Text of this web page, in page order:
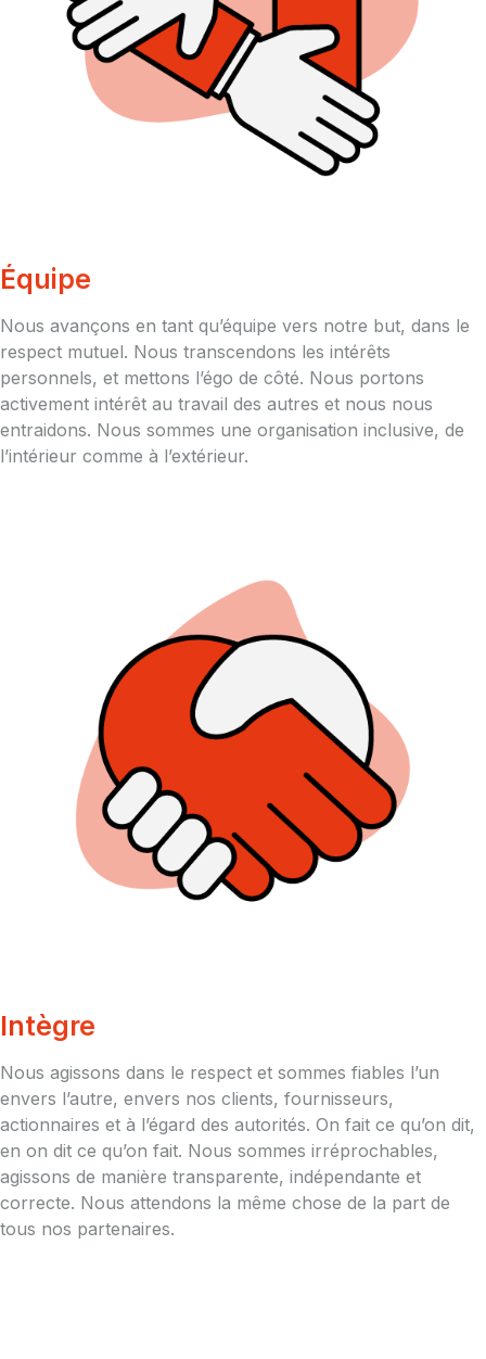
Équipe
Nous avançons en tant qu’équipe vers notre but, dans le
respect mutuel. Nous transcendons les intérêts
personnels, et mettons l’égo de côté. Nous portons
activement intérêt au travail des autres et nous nous
entraidons. Nous sommes une organisation inclusive, de
l’intérieur comme à l’extérieur.
Intègre
Nous agissons dans le respect et sommes fiables l’un
envers l’autre, envers nos clients, fournisseurs,
actionnaires et à l’égard des autorités. On fait ce qu’on dit,
en on dit ce qu’on fait. Nous sommes irréprochables,
agissons de manière transparente, indépendante et
correcte. Nous attendons la même chose de la part de
tous nos partenaires.